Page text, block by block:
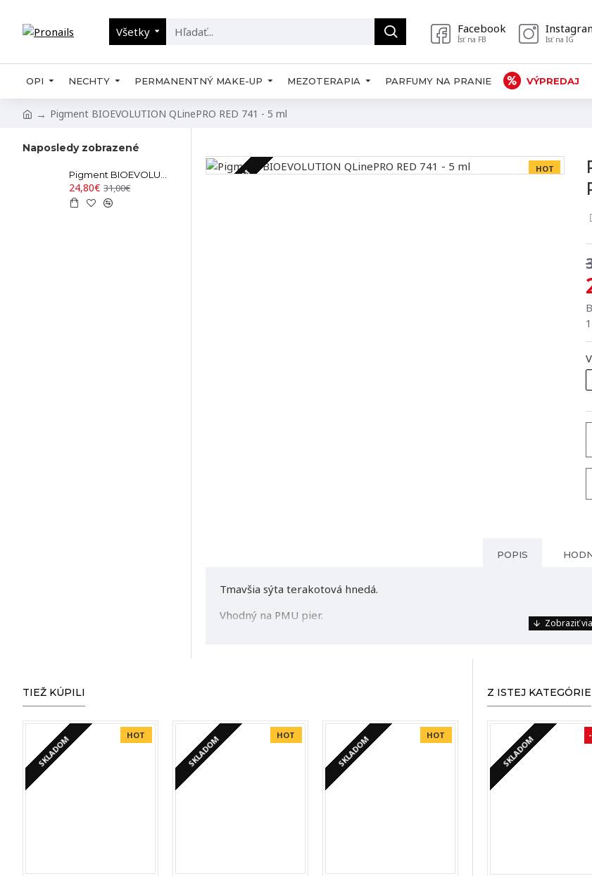
Všetky Facebook
Ísť na FB Isť na IG
OPI NECHTY PERMANENTNÝ MAKE-UP MEZOTERAPIA PARFUMY NA PRANIE VÝPREDAJ
Pigment BIOEVOLUTION QLinePRO RED 741 - 5 ml
Naposledy zobrazené
24,80€ 31,00€
HOT
SKLADOM
POPIS
Tmavšia sýta terakotová hnedá.
Vhodný na PMU pier.
Neviete si poradiť ako vybrať a namiešať správny odtieň pigmentu?
Poskytujeme školenia zamerané priamo pre miešanie a použitie
Pre viac informácií alebo poradenstvo volajte priamo tel. : 0948 801 019
TIEŽ KÚPILI
HOT
SKLADOM HOT
SKLADOM HOT
SKLADOM
Z ISTEJ KATEGÓRIE
SKLADOM